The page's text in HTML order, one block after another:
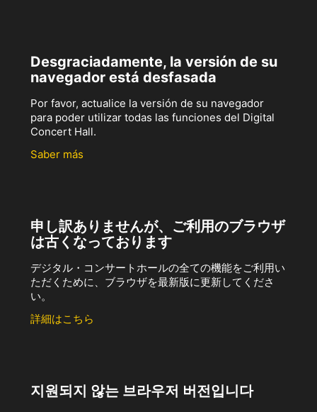
Desgraciadamente, la versión de su
navegador está desfasada
Por favor, actualice la versión de su navegador
para poder utilizar todas las funciones del Digital
Concert Hall.
Saber más
申し訳ありませんが、ご利用のブラウザ
は古くなっております
デジタル・コンサートホールの全ての機能をご利用い
ただくために、ブラウザを最新版に更新してくださ
い。
詳細はこちら
지원되지 않는 브라우저 버전입니다